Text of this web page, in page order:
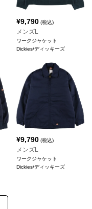
¥9,790 (税込)
メンズL
ワークジャケット
Dickies/ディッキーズ
¥9,790 (税込)
メンズL
ワークジャケット
Dickies/ディッキーズ